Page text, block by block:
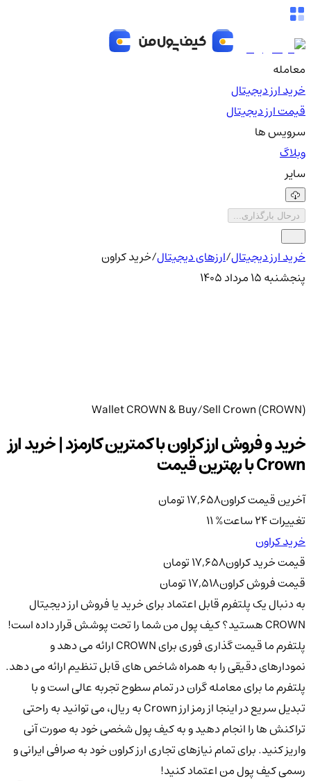
معامله
خرید ارز دیجیتال
قیمت ارز دیجیتال
سرویس ها
وبلاگ
سایر
درحال بارگذاری...
خرید ارز دیجیتال/ارزهای دیجیتال/خرید کراون
پنجشنبه ۱۵ مرداد ۱۴۰۵
Wallet CROWN & Buy/Sell Crown (CROWN)
خرید و فروش ارز کراون با کمترین کارمزد | خرید ارز
Crown با بهترین قیمت
آخرین قیمت کراون17,658تومان
تغییرات 24 ساعت
11%
خرید کراون
قیمت خرید کراون17,658تومان
قیمت فروش کراون17,518تومان
به دنبال یک پلتفرم قابل اعتماد برای خرید یا فروش ارز دیجیتال
CROWN هستید؟ کیف پول من شما را تحت پوشش قرار داده است!
پلتفرم ما قیمت گذاری فوری برای CROWN ارائه می دهد و
نمودارهای دقیقی را به همراه شاخص های قابل تنظیم ارائه می دهد.
پلتفرم ما برای معامله گران در تمام سطوح تجربه عالی است و با
تبدیل سریع در اینجا از رمز ارز Crown به ریال، می توانید به راحتی
تراکنش ها را انجام دهید و به کیف پول شخصی خود به صورت آنی
واریز کنید. برای تمام نیازهای تجاری ارز کراون خود به صرافی ایرانی و
رسمی کیف پول من اعتماد کنید!